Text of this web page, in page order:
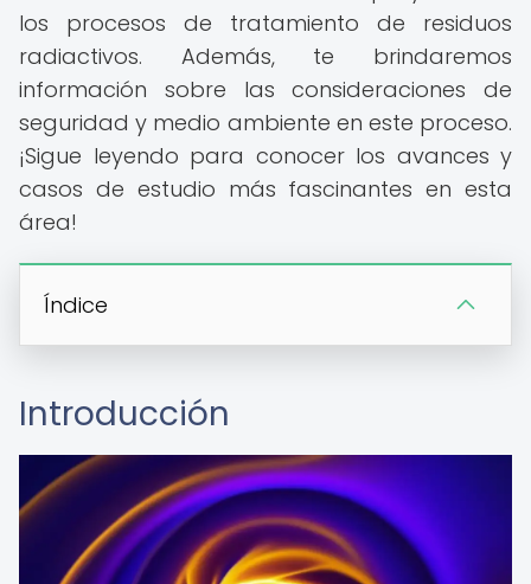
los procesos de tratamiento de residuos
radiactivos. Además, te brindaremos
información sobre las consideraciones de
seguridad y medio ambiente en este proceso.
¡Sigue leyendo para conocer los avances y
casos de estudio más fascinantes en esta
área!
Índice
Introducción